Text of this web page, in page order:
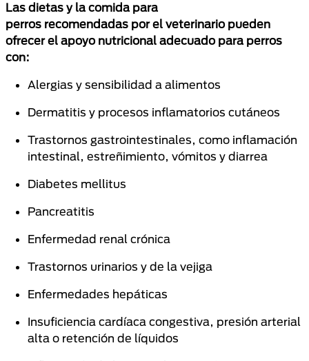
Las dietas y la comida para
perros recomendadas por el veterinario pueden
ofrecer el apoyo nutricional adecuado para perros
con:
Alergias y sensibilidad a alimentos
Dermatitis y procesos inflamatorios cutáneos
Trastornos gastrointestinales, como inflamación
intestinal, estreñimiento, vómitos y diarrea
Diabetes mellitus
Pancreatitis
Enfermedad renal crónica
Trastornos urinarios y de la vejiga
Enfermedades hepáticas
Insuficiencia cardíaca congestiva, presión arterial
alta o retención de líquidos